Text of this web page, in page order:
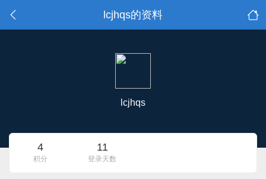
lcjhqs的资料
lcjhqs
4
积分
11
登录天数